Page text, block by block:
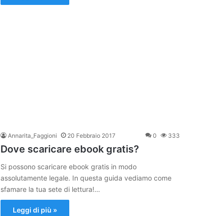
Annarita_Faggioni 20 Febbraio 2017 0 333
Dove scaricare ebook gratis?
Si possono scaricare ebook gratis in modo
assolutamente legale. In questa guida vediamo come
sfamare la tua sete di lettura!…
Leggi di più »